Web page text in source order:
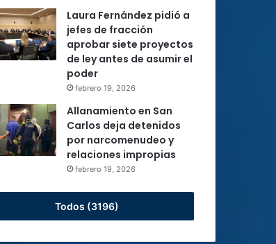
Laura Fernández pidió a
jefes de fracción
aprobar siete proyectos
de ley antes de asumir el
poder
febrero 19, 2026
Allanamiento en San
Carlos deja detenidos
por narcomenudeo y
relaciones impropias
febrero 19, 2026
Todos (3196)